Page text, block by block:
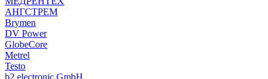
АНГСТРЕМ
Brymen
DV Power
GlobeCore
Metrel
Testo
b2 electronic GmbH